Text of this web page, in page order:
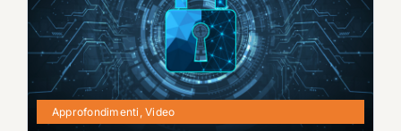
Approfondimenti ,Video